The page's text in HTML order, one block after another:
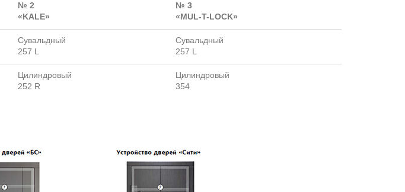
№ 2
«KALE»
№ 3
«MUL-T-LOCK»
Сувальдный
257 L
Сувальдный
257 L
Цилиндровый
252 R
Цилиндровый
354